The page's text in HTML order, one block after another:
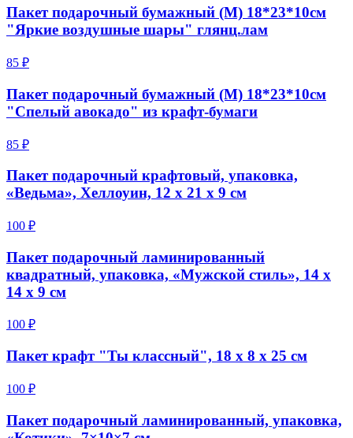
Пакет подарочный бумажный (M) 18*23*10см
"Яркие воздушные шары" глянц.лам
85 ₽
Пакет подарочный бумажный (M) 18*23*10см
"Спелый авокадо" из крафт-бумаги
85 ₽
Пакет подарочный крафтовый, упаковка,
«Ведьма», Хеллоуин, 12 х 21 х 9 см
100 ₽
Пакет подарочный ламинированный
квадратный, упаковка, «Мужской стиль», 14 х
14 х 9 см
100 ₽
Пакет крафт "Ты классный", 18 х 8 х 25 см
100 ₽
Пакет подарочный ламинированный, упаковка,